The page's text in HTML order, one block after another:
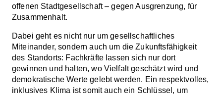
offenen Stadtgesellschaft – gegen Ausgrenzung, für
Zusammenhalt.
Dabei geht es nicht nur um gesellschaftliches
Miteinander, sondern auch um die Zukunftsfähigkeit
des Standorts: Fachkräfte lassen sich nur dort
gewinnen und halten, wo Vielfalt geschätzt wird und
demokratische Werte gelebt werden. Ein respektvolles,
inklusives Klima ist somit auch ein Schlüssel, um